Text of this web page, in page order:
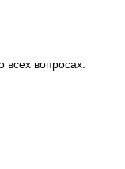
всех вопросах.